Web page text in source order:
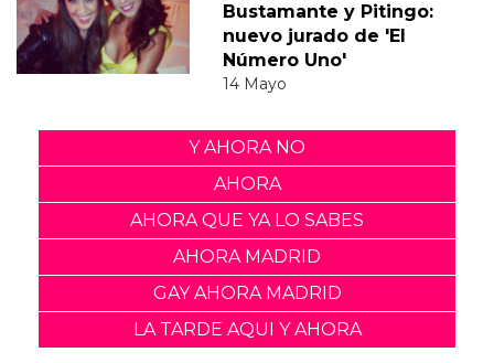
Bustamante y Pitingo:
nuevo jurado de 'El
Número Uno'
14 Mayo
Y AHORA NO
AHORA
AHORA QUE YA LO SABES
AHORA MADRID
GAY AHORA MADRID
LA TARDE AQUI Y AHORA